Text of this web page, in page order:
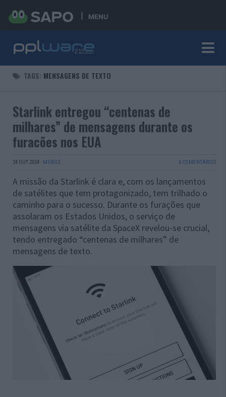
MENU
TAGS: MENSAGENS DE TEXTO
Starlink entregou “centenas de
milhares” de mensagens durante os
furacões nos EUA
24 OUT 2024 · MOBILE 6 COMENTÁRIOS
A missão da Starlink é clara e, com os lançamentos
de satélites que tem protagonizado, tem trilhado o
caminho para o sucesso. Durante os furações que
assolaram os Estados Unidos, o serviço de
mensagens via satélite da SpaceX revelou-se crucial,
tendo entregado “centenas de milhares” de
mensagens de texto.